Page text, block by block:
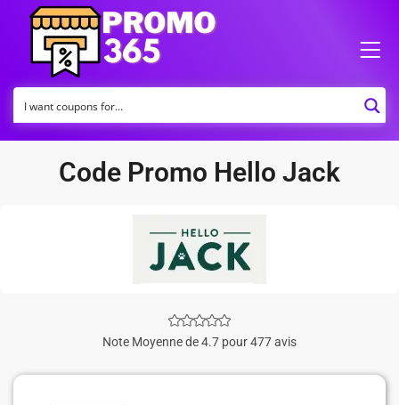
Code Promo Hello Jack
Note Moyenne de 4.7 pour 477 avis